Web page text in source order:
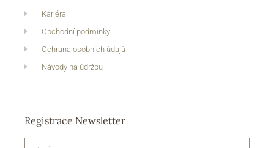
Kariéra
Obchodní podmínky
Ochrana osobních údajů
Návody na údržbu
Registrace Newsletter